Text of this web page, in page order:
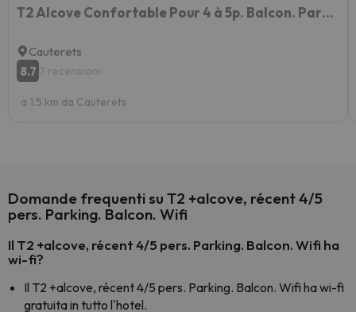
T2 Alcove Confortable Pour 4 à 5p. Balcon. Parking
Cauterets
8.7 7 recensioni
a 1.5 km da Cauterets
Domande frequenti su T2 +alcove, récent 4/5
pers. Parking. Balcon. Wifi
Il T2 +alcove, récent 4/5 pers. Parking. Balcon. Wifi ha
wi-fi?
Il T2 +alcove, récent 4/5 pers. Parking. Balcon. Wifi ha wi-fi
gratuita in tutto l'hotel.